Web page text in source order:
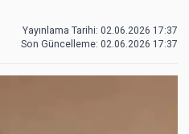
Yayınlama Tarihi: 02.06.2026 17:37
Son Güncelleme: 02.06.2026 17:37